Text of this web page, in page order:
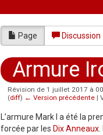
Page Discussion
Armure
Révision de 1 juillet 2017 à
(diff) ← Version précédente|
L’armure Mark I a été la
forcée par les Dix Anneaux